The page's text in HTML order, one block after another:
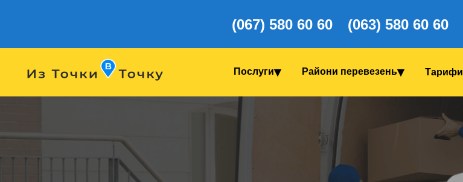
(067) 580 60 60 (063) 580 60 60
Послуги Райони перевезень Тарифи